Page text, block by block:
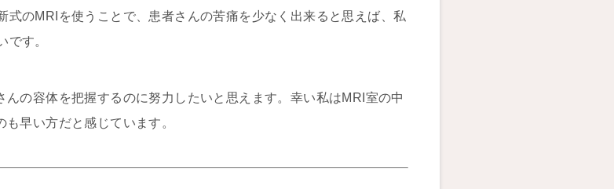
式のMRIを使うことで、患者さんの苦痛を少なく出来ると思えば、私
です。
の容体を把握するのに努力したいと思えます。幸い私はMRI室の中
早い方だと感じています。